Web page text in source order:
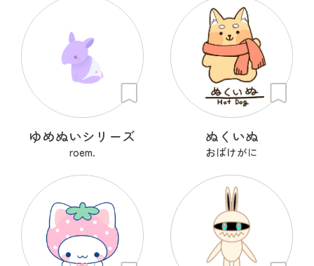
ゆめぬいシリーズ
roem.
ぬくいぬ
おばけがに